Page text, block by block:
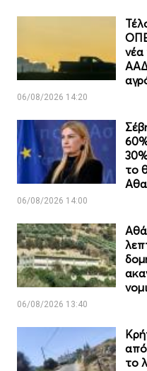
νέα
06/08/2026 14:20
το
06/08/2026 14:00
06/08/2026 13:40
από
το